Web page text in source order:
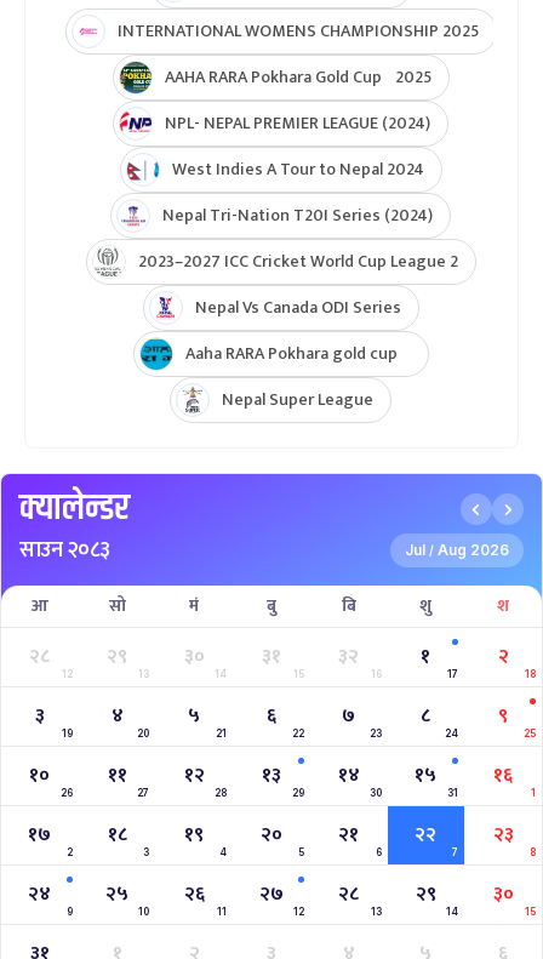
INTERNATIONAL WOMENS CHAMPIONSHIP 2025
AAHA RARA Pokhara Gold Cup 2025
NPL- NEPAL PREMIER LEAGUE (2024)
West Indies A Tour to Nepal 2024
Nepal Tri-Nation T20I Series (2024)
2023–2027 ICC Cricket World Cup League 2
Nepal Vs Canada ODI Series
Aaha RARA Pokhara gold cup
Nepal Super League
क्यालेन्डर
साउन २०८३ Jul / Aug 2026
आ सो मं बु बि शु श
२८
12
२९
13
३०
14
३१
15
३२
16
१
17
२
18
३
19
४
20
५
21
६
22
७
23
८
24
९
25
१०
26
११
27
१२
28
१३
29
१४
30
१५
31
१६
1
१७
2
१८
3
१९
4
२०
5
२१
6
२२
7
२३
8
२४
9
२५
10
२६
11
२७
12
२८
13
२९
14
३०
15